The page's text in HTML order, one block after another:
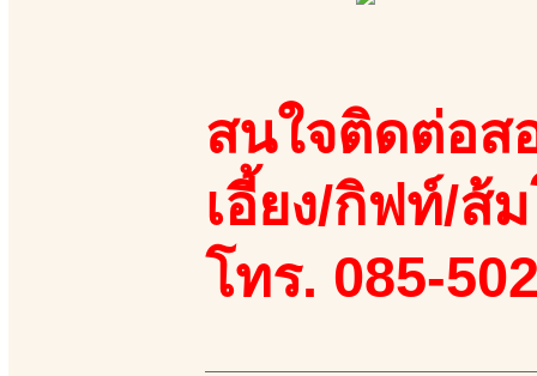
สนใจติดต่อส
เอี้ยง/กิฟท์/ส้
โทร. 085-